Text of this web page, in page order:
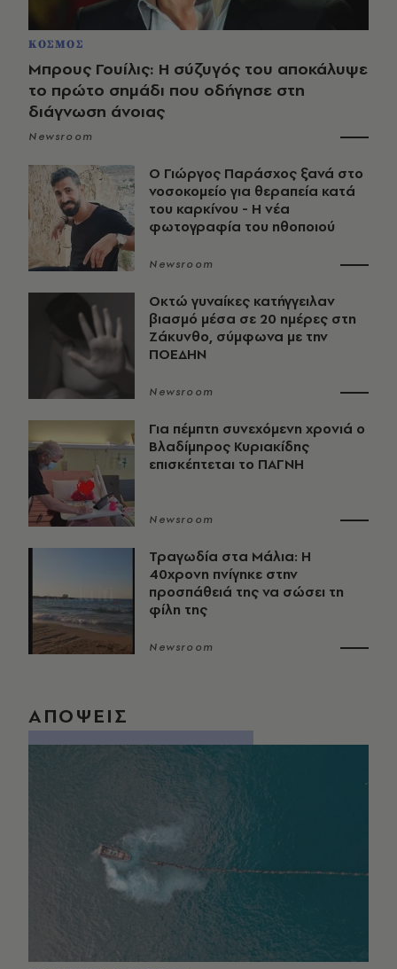
ΚΟΣΜΟΣ
Μπρους Γουίλις: Η σύζυγός του αποκάλυψε
το πρώτο σημάδι που οδήγησε στη
διάγνωση άνοιας
Newsroom
O Γιώργος Παράσχος ξανά στο
νοσοκομείο για θεραπεία κατά
του καρκίνου - Η νέα
φωτογραφία του ηθοποιού
Newsroom
Οκτώ γυναίκες κατήγγειλαν
βιασμό μέσα σε 20 ημέρες στη
Ζάκυνθο, σύμφωνα με την
ΠΟΕΔΗΝ
Newsroom
Για πέμπτη συνεχόμενη χρονιά ο
Βλαδίμηρος Κυριακίδης
επισκέπτεται το ΠΑΓΝΗ
Newsroom
Τραγωδία στα Μάλια: Η
40χρονη πνίγηκε στην
προσπάθειά της να σώσει τη
φίλη της
Newsroom
ΑΠΟΨΕΙΣ